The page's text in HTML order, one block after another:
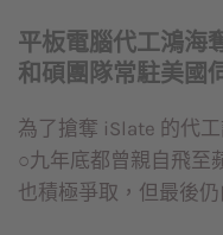
平板電腦代工鴻海
和碩團隊常駐美國
為了搶奪 iSlate 的代
○九年底都曾親自飛至
也積極爭取，但最後仍